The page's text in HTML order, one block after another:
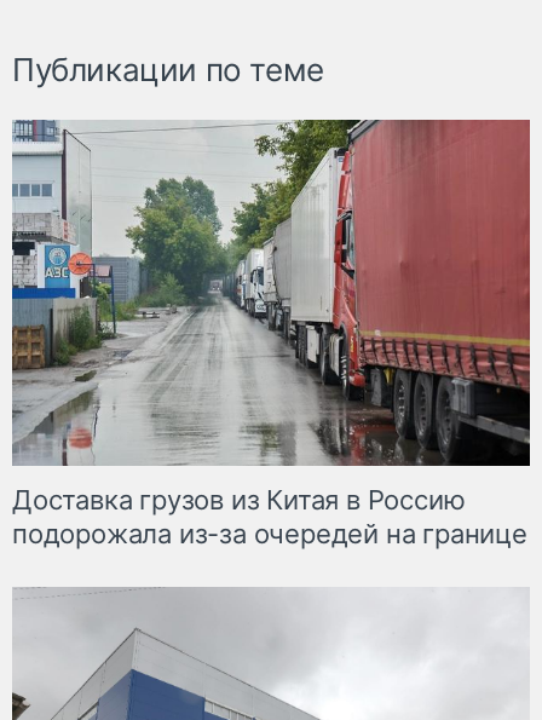
Публикации по теме
Доставка грузов из Китая в Россию
подорожала из-за очередей на границе